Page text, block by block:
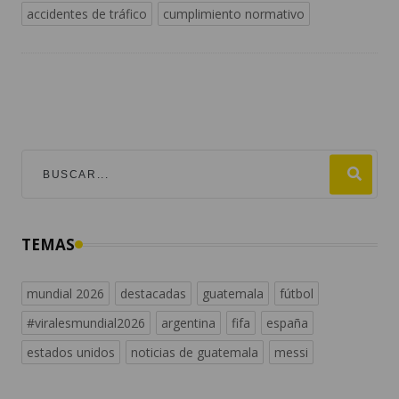
accidentes de tráfico cumplimiento normativo
TEMAS
mundial 2026 destacadas guatemala
fútbol
#viralesmundial2026
argentina fifa
españa
estados unidos
noticias de guatemala messi